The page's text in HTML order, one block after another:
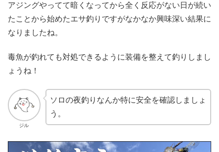
アジングやってて暗くなってから全く反応がない日が続い
たことから始めたエサ釣りですがなかなか興味深い結果に
なりましたね。
毒魚が釣れても対処できるように装備を整えて釣りしまし
ょうね！
ジル
ソロの夜釣りなんか特に安全を確認しましょ
う。